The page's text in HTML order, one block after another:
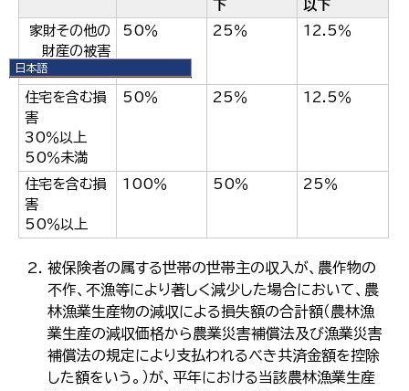
日本語
日本語
English
한국어
简体中文
繁體中文
下
以下
家財その他の
財産の被害
30％以上
50％ 25％ 12.5％
住宅を含む損
害
30％以上
50％未満
50％ 25％ 12.5％
住宅を含む損
害
50％以上
100％ 50％ 25％
被保険者の属する世帯の世帯主の収入が、農作物の
不作、不漁等により著しく減少した場合において、農
林漁業生産物の減収による損失額の合計額（農林漁
業生産の減収価格から農業災害補償法及び漁業災害
補償法の規定により支払われるべき共済金額を控除
した額をいう。）が、平年における当該農林漁業生産